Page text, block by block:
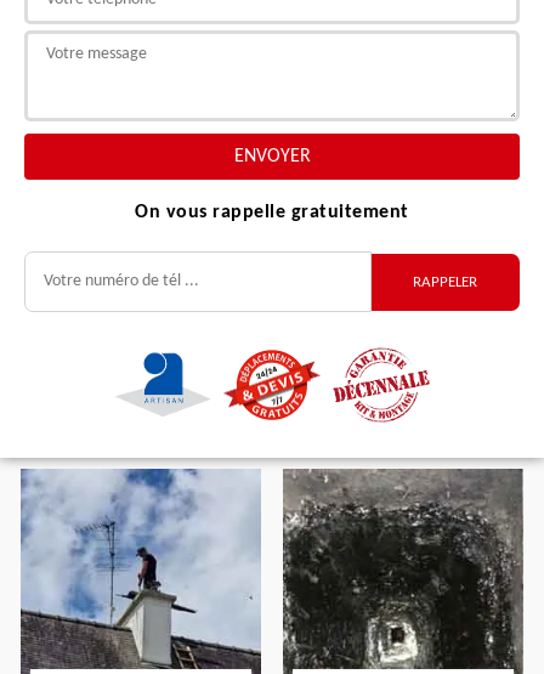
On vous rappelle gratuitement